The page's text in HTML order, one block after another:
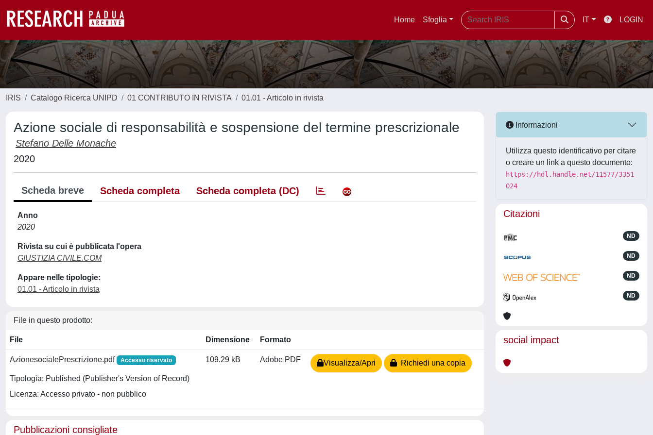
Home Sfoglia IT LOGIN
IRIS Catalogo Ricerca UNIPD 01 CONTRIBUTO IN RIVISTA 01.01 - Articolo in rivista
Azione sociale di responsabilità e sospensione del termine prescrizionale
Stefano Delle Monache
2020
Scheda breve Scheda completa Scheda completa (DC)
Anno
2020
Rivista su cui è pubblicata l'opera
GIUSTIZIA CIVILE.COM
Appare nelle tipologie:
01.01 - Articolo in rivista
File in questo prodotto:
File Dimensione Formato
AzionesocialePrescrizione.pdf Accesso riservato
Tipologia: Published (Publisher's Version of Record)
Licenza: Accesso privato - non pubblico
109.29 kB Adobe PDF Visualizza/Apri Richiedi una copia
Pubblicazioni consigliate
Informazioni
Utilizza questo identificativo per citare
o creare un link a questo documento:
https://hdl.handle.net/11577/3351
024
Citazioni
ND
ND
ND
ND
social impact